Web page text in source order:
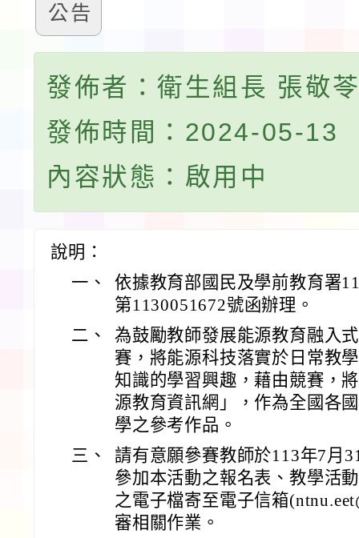
公告
發佈者：衛生組長 張敬
發佈時間：2024-05-13
內容狀態：啟用中
說明：
一、
依據教育部國民及學前教育署
第1130051672號函辦理。
二、
為鼓勵教師發展能源教育融入
賽，將能源科技落實於日常教
知識的學習興趣，藉由競賽，
源教育資訊網」，作為全國各
學之參考作品。
三、
請有意願參賽教師於113年7月
參加本活動之報名表、教學活
之電子檔寄至電子信箱
審相關作業。